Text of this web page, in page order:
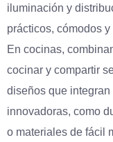
iluminación y
prácticos, cómodos
En cocinas,
cocinar y compartir
diseños que
innovadoras, como
o materiales de fácil